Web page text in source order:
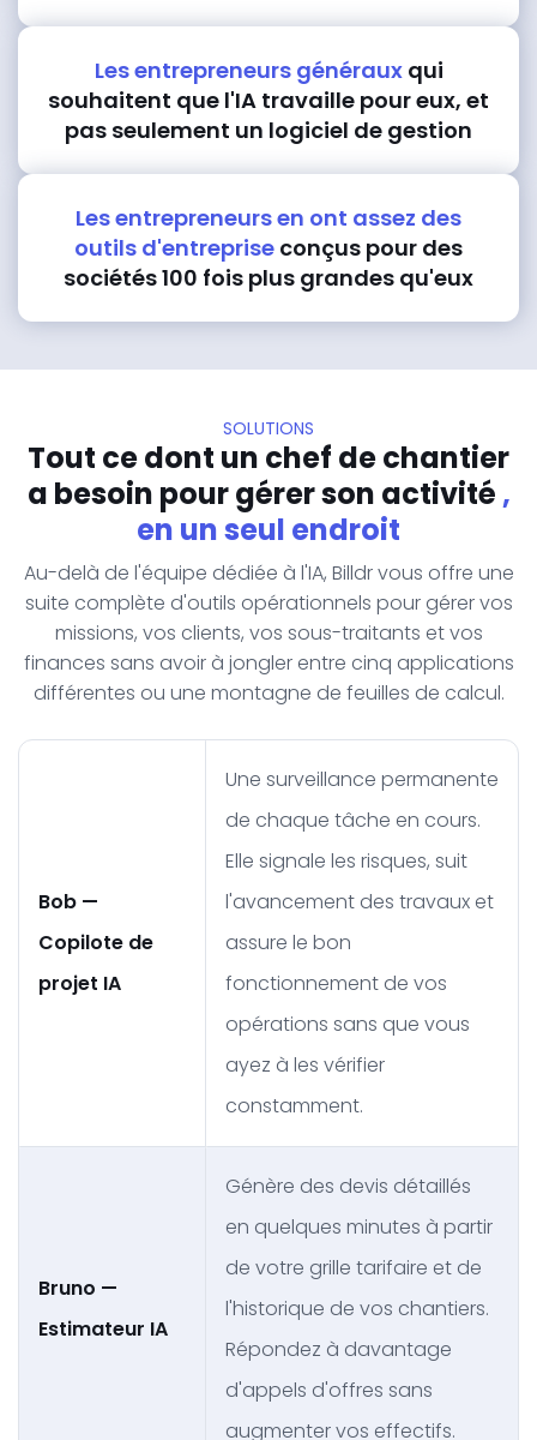
Les entrepreneurs générauxqui
souhaitent que l'IA travaille pour eux, et
pas seulement un logiciel de gestion
Les entrepreneurs en ont assez des
outils d'entreprise conçus pour des
sociétés 100 fois plus grandes qu'eux
SOLUTIONS
Tout ce dont un chef de chantier
a besoin pour gérer son activité ,
en un seul endroit
Au-delà de l'équipe dédiée à l'IA, Billdr vous offre une
suite complète d'outils opérationnels pour gérer vos
missions, vos clients, vos sous-traitants et vos
finances sans avoir à jongler entre cinq applications
différentes ou une montagne de feuilles de calcul.
Bob —
Copilote de
projet IA
Une surveillance permanente
de chaque tâche en cours.
Elle signale les risques, suit
l'avancement des travaux et
assure le bon
fonctionnement de vos
opérations sans que vous
ayez à les vérifier
constamment.
Bruno —
Estimateur IA
Génère des devis détaillés
en quelques minutes à partir
de votre grille tarifaire et de
l'historique de vos chantiers.
Répondez à davantage
d'appels d'offres sans
augmenter vos effectifs.